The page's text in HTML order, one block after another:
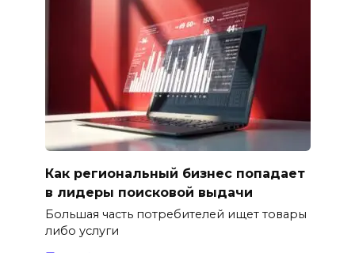
Как региональный бизнес попадает
в лидеры поисковой выдачи
Большая часть потребителей ищет товары
либо услуги